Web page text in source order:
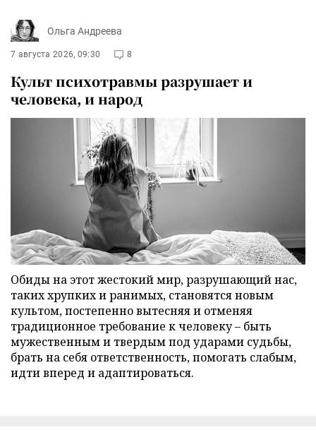
Ольга Андреева
7 августа 2026, 09:30 8
Культ психотравмы разрушает и
человека, и народ
Обиды на этот жестокий мир, разрушающий нас,
таких хрупких и ранимых, становятся новым
культом, постепенно вытесняя и отменяя
традиционное требование к человеку – быть
мужественным и твердым под ударами судьбы,
брать на себя ответственность, помогать слабым,
идти вперед и адаптироваться.